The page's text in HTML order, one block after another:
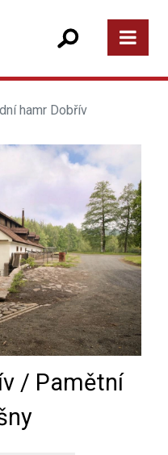
hamr Dobřív
/ Pamětní